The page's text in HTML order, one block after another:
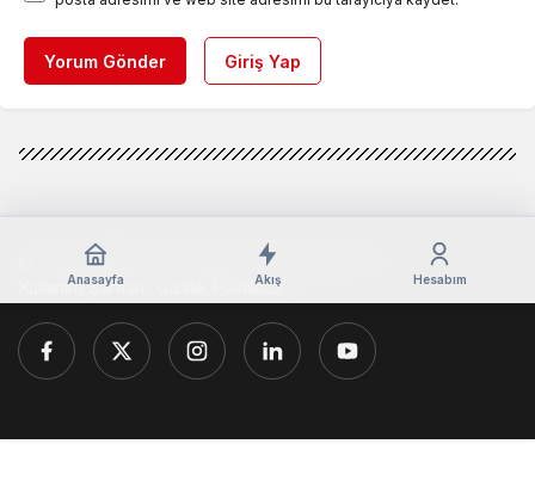
Yorum Gönder Giriş Yap
Anasayfa Akış Hesabım
© Telif Hakkı 2018 - 2026, Tüm Hakları Saklıdır
Kullanım Şartları
Gizlilik Politikası